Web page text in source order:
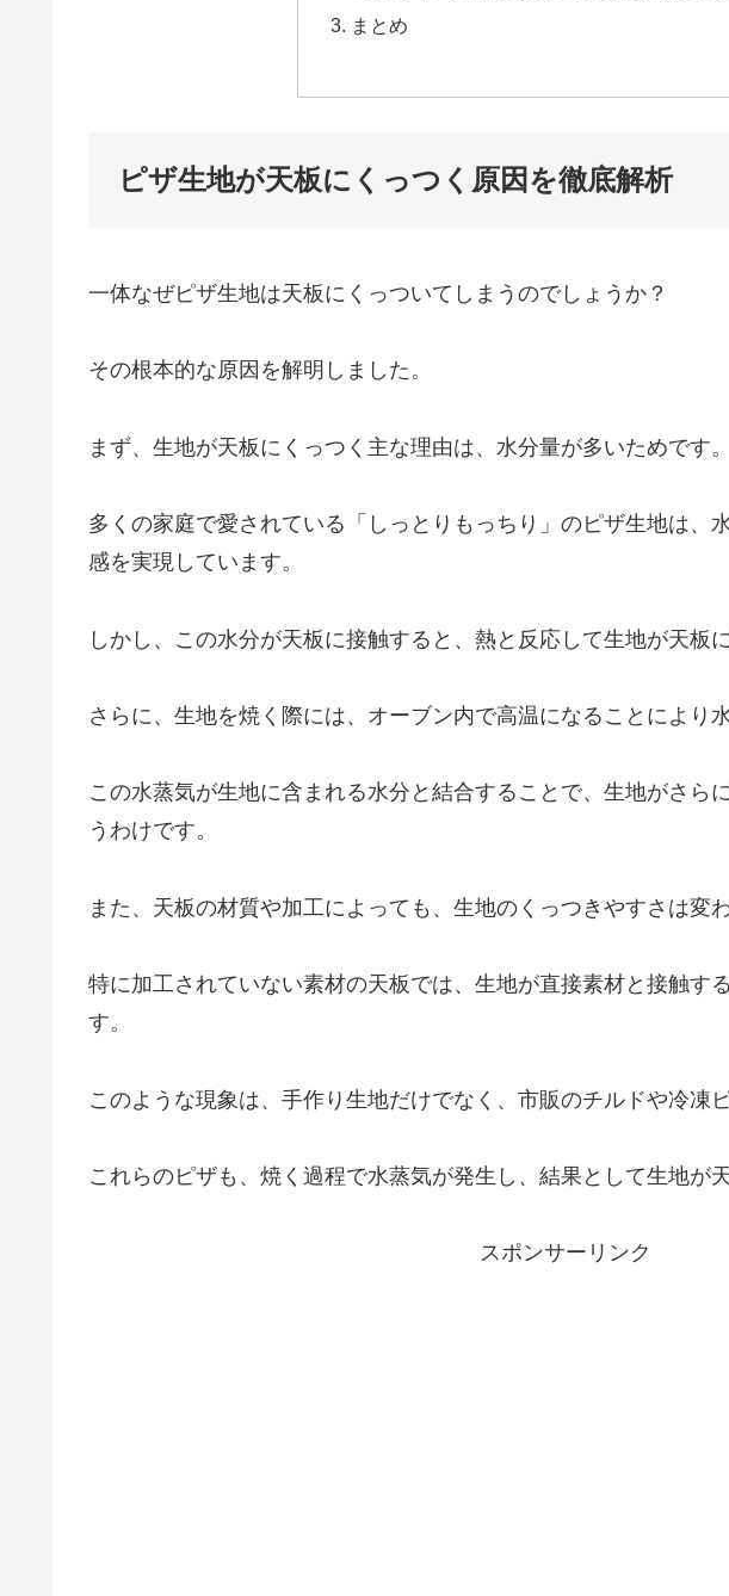
まとめ
ピザ生地が天板にくっつく原因を徹底解析
一体なぜピザ生地は天板にくっついてしまうのでしょうか？
その根本的な原因を解明しました。
まず、生地が天板にくっつく主な理由は、水分量が多いためです。
多くの家庭で愛されている「しっとりもっちり」のピザ生地は、
感を実現しています。
しかし、この水分が天板に接触すると、熱と反応して生地が天板
さらに、生地を焼く際には、オーブン内で高温になることにより
この水蒸気が生地に含まれる水分と結合することで、生地がさら
うわけです。
また、天板の材質や加工によっても、生地のくっつきやすさは変
特に加工されていない素材の天板では、生地が直接素材と接触す
す。
このような現象は、手作り生地だけでなく、市販のチルドや冷凍
これらのピザも、焼く過程で水蒸気が発生し、結果として生地が
スポンサーリンク